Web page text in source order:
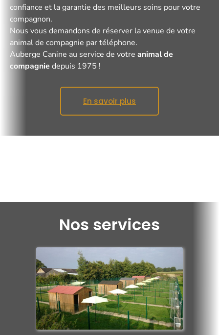
confiance et la garantie des meilleurs soins pour votre
compagnon.
Nous vous demandons de réserver la venue de votre
animal de compagnie par téléphone.
Auberge Canine au service de votre animal de
compagnie depuis 1975 !
En savoir plus
Nos services